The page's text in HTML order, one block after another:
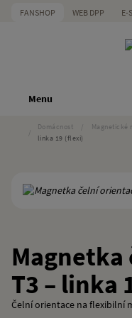
FANSHOP WEB DPP E-
Menu
Domácnost Magnetické
linka 19 (flexi)
T3 – linka
Čelní orientace na flexibilní